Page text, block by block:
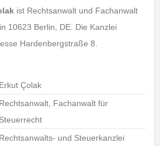
ist Rechtsanwalt und Fachanwalt
10623 Berlin, DE. Die Kanzlei
Hardenbergstraße 8.
Erkut Çolak
Rechtsanwalt, Fachanwalt für
Steuerrecht
Rechtsanwalts- und Steuerkanzlei